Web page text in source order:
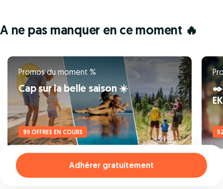
Adhérer gratuitement
A ne pas manquer en ce moment 🔥
Promos du moment %
Cap sur la belle saison ☀️
99 OFFRES EN COURS
✒️